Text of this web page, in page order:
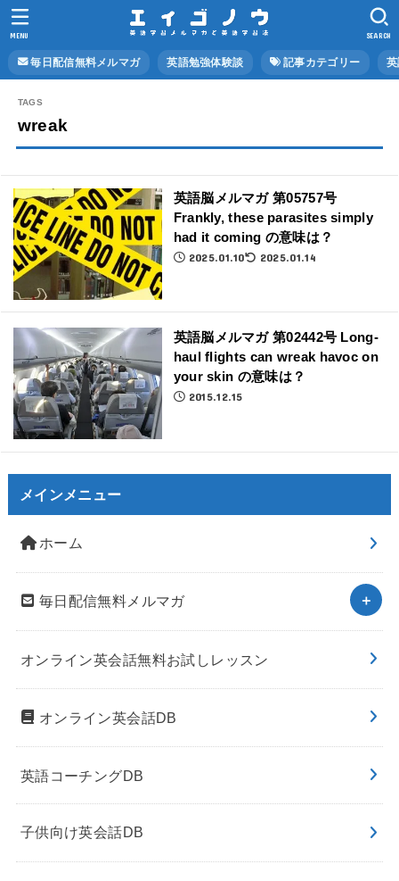
毎日配信無料メルマガ 英語勉強体験談 記事カテゴリー
SEARCH
MENU
wreak
英語脳メルマガ 第05757号
Frankly, these parasites simply
had it coming の意味は？
2025.01.10 2025.01.14
英語脳メルマガ 第02442号 Long-
haul flights can wreak havoc on
your skin の意味は？
2015.12.15
メインメニュー
ホーム
毎日配信無料メルマガ
オンライン英会話無料お試しレッスン
オンライン英会話DB
英語コーチングDB
子供向け英会話DB